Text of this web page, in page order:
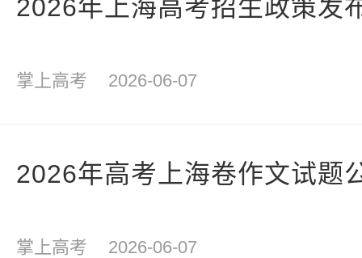
2026年上海高考招生政策发
掌上高考 2026-06-07
2026年高考上海卷作文试题
掌上高考 2026-06-07